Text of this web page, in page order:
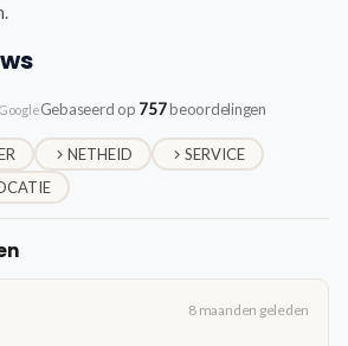
Gebaseerd op 757beoordelingen
NETHEID
SERVICE
8 maanden geleden